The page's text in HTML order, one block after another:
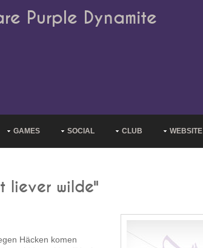
Purple Dynamite
GAMES SOCIAL CLUB WEBSITE
liever wilde"
Häcken komen